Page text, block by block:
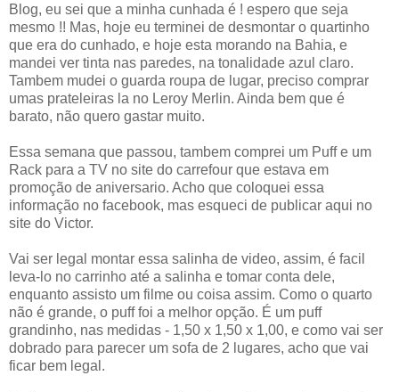
Blog, eu sei que a minha cunhada é ! espero que seja
mesmo !! Mas, hoje eu terminei de desmontar o quartinho
que era do cunhado, e hoje esta morando na Bahia, e
mandei ver tinta nas paredes, na tonalidade azul claro.
Tambem mudei o guarda roupa de lugar, preciso comprar
umas prateleiras la no Leroy Merlin. Ainda bem que é
barato, não quero gastar muito.
Essa semana que passou, tambem comprei um Puff e um
Rack para a TV no site do carrefour que estava em
promoção de aniversario. Acho que coloquei essa
informação no facebook, mas esqueci de publicar aqui no
site do Victor.
Vai ser legal montar essa salinha de video, assim, é facil
leva-lo no carrinho até a salinha e tomar conta dele,
enquanto assisto um filme ou coisa assim. Como o quarto
não é grande, o puff foi a melhor opção. É um puff
grandinho, nas medidas - 1,50 x 1,50 x 1,00, e como vai ser
dobrado para parecer um sofa de 2 lugares, acho que vai
ficar bem legal.